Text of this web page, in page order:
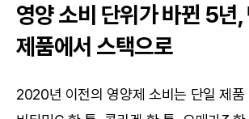
영양 소비 단위가 바뀐 5년,
제품에서 스택으로
2020년 이전의 영양제 소비는 단일 제품